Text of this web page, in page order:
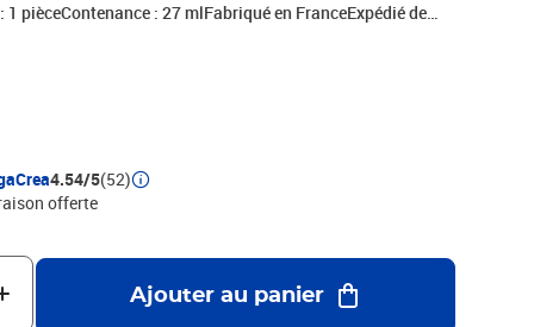
pièceContenance : 27 mlFabriqué en FranceExpédié de
4.54/5(52)
offerte
Ajouter au panier